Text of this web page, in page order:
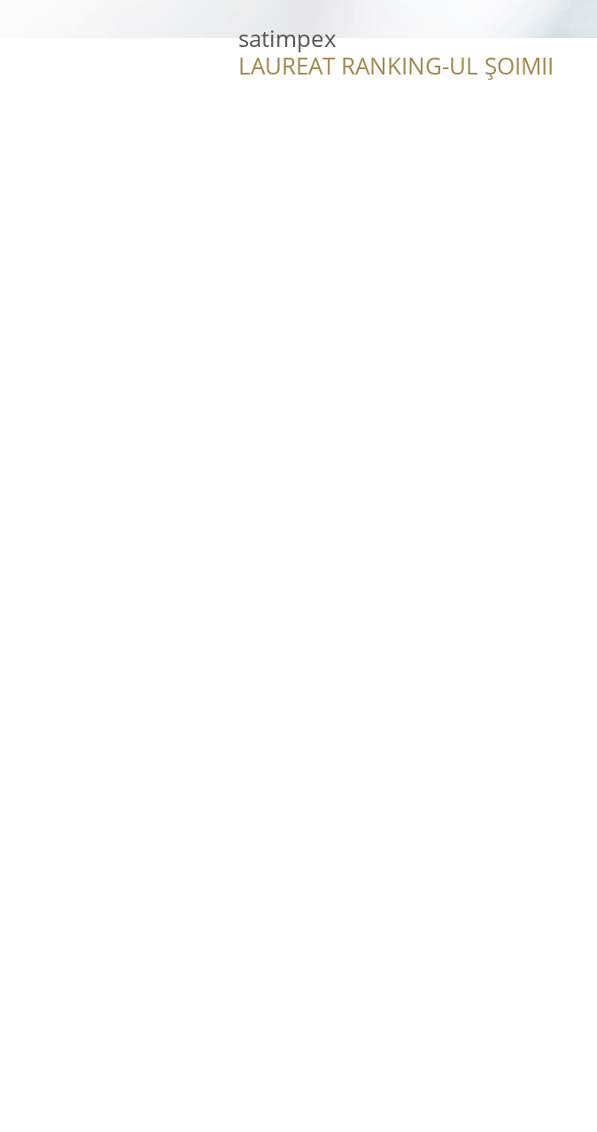
satimpex
LAUREAT RANKING-UL ȘOIMII